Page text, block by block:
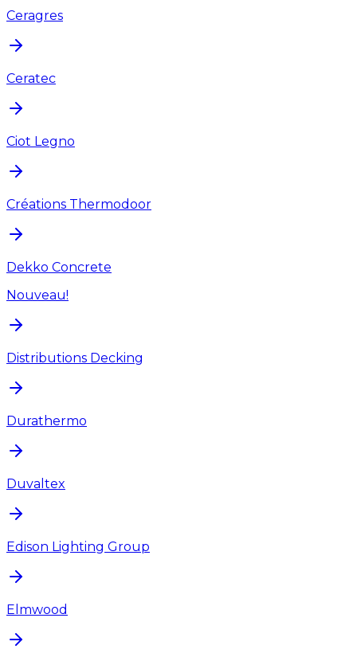
Ceragres
Ceratec
Ciot Legno
Créations Thermodoor
Dekko Concrete
Nouveau!
Distributions Decking
Durathermo
Duvaltex
Edison Lighting Group
Elmwood